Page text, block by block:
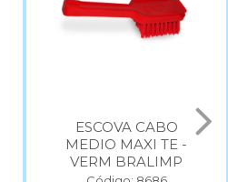
ESCOVA CABO
MEDIO MAXI TE -
VERM BRALIMP